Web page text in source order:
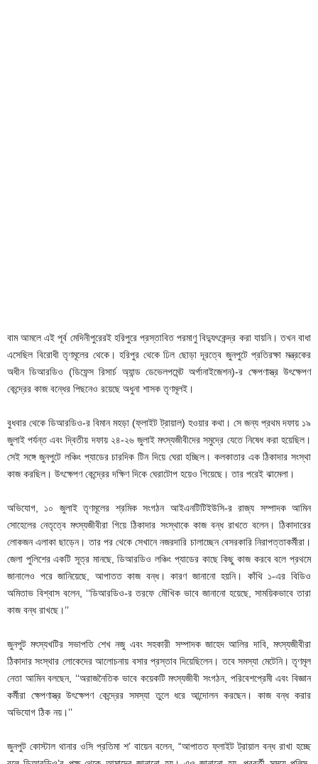
বাম আমলে এই পূর্ব মেদিনীপুরেরই হরিপুরে প্রস্তাবিত পরমাণু বিদ্যুৎকেন্দ্র করা যায়নি। তখন বাধা
এসেছিল বিরোধী তৃণমূলের থেকে। হরিপুর থেকে ঢিল ছোড়া দূরত্বে জুনপুটে প্রতিরক্ষা মন্ত্রকের
অধীন ডিআরডিও (ডিফেন্স রিসার্চ অ্যান্ড ডেভেলপমেন্ট অর্গানাইজেশন)-র ক্ষেপণাস্ত্র উৎক্ষেপণ
কেন্দ্রের কাজ বন্ধের পিছনেও রয়েছে অধুনা শাসক তৃণমূলই।
বুধবার থেকে ডিআরডিও-র বিমান মহড়া (ফ্লাইট ট্রায়াল) হওয়ার কথা। সে জন্য প্রথম দফায় ১৯
জুলাই পর্যন্ত এবং দ্বিতীয় দফায় ২৪-২৬ জুলাই মৎস্যজীবীদের সমুদ্রে যেতে নিষেধ করা হয়েছিল।
সেই সঙ্গে জুনপুটে লঞ্চিং প্যাডের চারদিক টিন দিয়ে ঘেরা হচ্ছিল। কলকাতার এক ঠিকাদার সংস্থা
কাজ করছিল। উৎক্ষেপণ কেন্দ্রের দক্ষিণ দিকে ঘেরাটোপ হয়েও গিয়েছে। তার পরেই ঝামেলা।
অভিযোগ, ১০ জুলাই তৃণমূলের শ্রমিক সংগঠন আইএনটিটিইউসি-র রাজ্য সম্পাদক আমিন
সোহেলের নেতৃত্বে মৎস্যজীবীরা গিয়ে ঠিকাদার সংস্থাকে কাজ বন্ধ রাখতে বলেন। ঠিকাদারের
লোকজন এলাকা ছাড়েন। তার পর থেকে সেখানে নজরদারি চালাচ্ছেন বেসরকারি নিরাপত্তাকর্মীরা।
জেলা পুলিশের একটি সূত্র মানছে, ডিআরডিও লঞ্চিং প্যাডের কাছে কিছু কাজ করবে বলে প্রথমে
জানালেও পরে জানিয়েছে, আপাতত কাজ বন্ধ। কারণ জানানো হয়নি। কাঁথি ১-এর বিডিও
অমিতাভ বিশ্বাস বলেন, ‘‘ডিআরডিও-র তরফে মৌখিক ভাবে জানানো হয়েছে, সাময়িকভাবে তারা
কাজ বন্ধ রাখছে।’’
জুনপুট মৎস্যখটির সভাপতি শেখ নজু এবং সহকারী সম্পাদক জাহেদ আলির দাবি, মৎস্যজীবীরা
ঠিকাদার সংস্থার লোকেদের আলোচনায় বসার প্রস্তাব দিয়েছিলেন। তবে সমস্যা মেটেনি। তৃণমূল
নেতা আমিন বলছেন, ‘‘অরাজনৈতিক ভাবে কয়েকটি মৎস্যজীবী সংগঠন, পরিবেশপ্রেমী এবং বিজ্ঞান
কর্মীরা ক্ষেপণাস্ত্র উৎক্ষেপণ কেন্দ্রের সমস্যা তুলে ধরে আন্দোলন করছেন। কাজ বন্ধ করার
অভিযোগ ঠিক নয়।’’
জুনপুট কোস্টাল থানার ওসি প্রতিমা শ’ বায়েন বলেন, “আপাতত ফ্লাইট ট্রায়াল বন্ধ রাখা হচ্ছে